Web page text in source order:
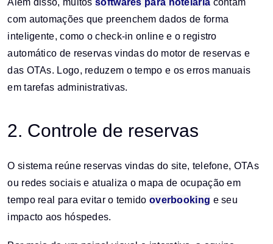
Além disso, muitossoftwares para hotelaria contam
com automações que preenchem dados de forma
inteligente, como o check-in online e o registro
automático de reservas vindas do motor de reservas e
das OTAs. Logo, reduzem o tempo e os erros manuais
em tarefas administrativas.
2. Controle de reservas
O sistema reúne reservas vindas do site, telefone, OTAs
ou redes sociais e atualiza o mapa de ocupação em
tempo real para evitar o temido overbooking e seu
impacto aos hóspedes.